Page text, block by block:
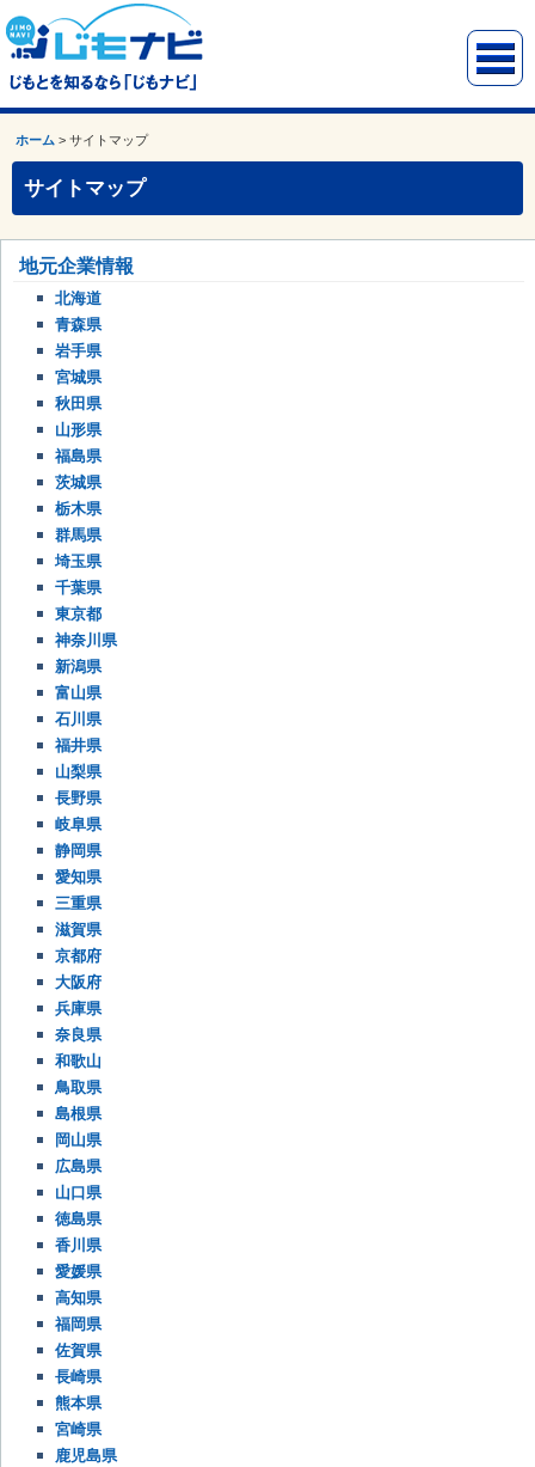
ホーム >サイトマップ
サイトマップ
地元企業情報
北海道
青森県
岩手県
宮城県
秋田県
山形県
福島県
茨城県
栃木県
群馬県
埼玉県
千葉県
東京都
神奈川県
新潟県
富山県
石川県
福井県
山梨県
長野県
岐阜県
静岡県
愛知県
三重県
滋賀県
京都府
大阪府
兵庫県
奈良県
和歌山
鳥取県
島根県
岡山県
広島県
山口県
徳島県
香川県
愛媛県
高知県
福岡県
佐賀県
長崎県
熊本県
宮崎県
鹿児島県